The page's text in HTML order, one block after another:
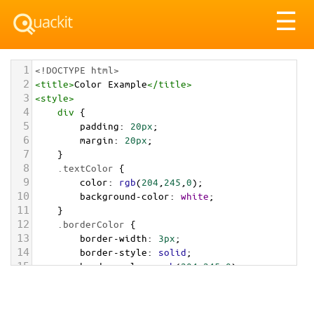
☰
1 <!DOCTYPE html>
2 <title>Color Example</title>
3 <style>
4 div {
5 padding: 20px;
6 margin: 20px;
7 }
8 .textColor {
9 color: rgb(204 245 0);
10 background-color: white;
11 }
12 .borderColor {
13 border-width: 3px;
14 border-style: solid;
15 border-color: rgb(204,245,0);